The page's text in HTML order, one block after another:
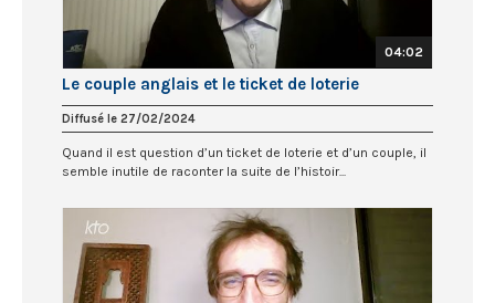
04:02
Le couple anglais et le ticket de loterie
Diffusé le 27/02/2024
Quand il est question d’un ticket de loterie et d’un couple, il
semble inutile de raconter la suite de l’histoir...